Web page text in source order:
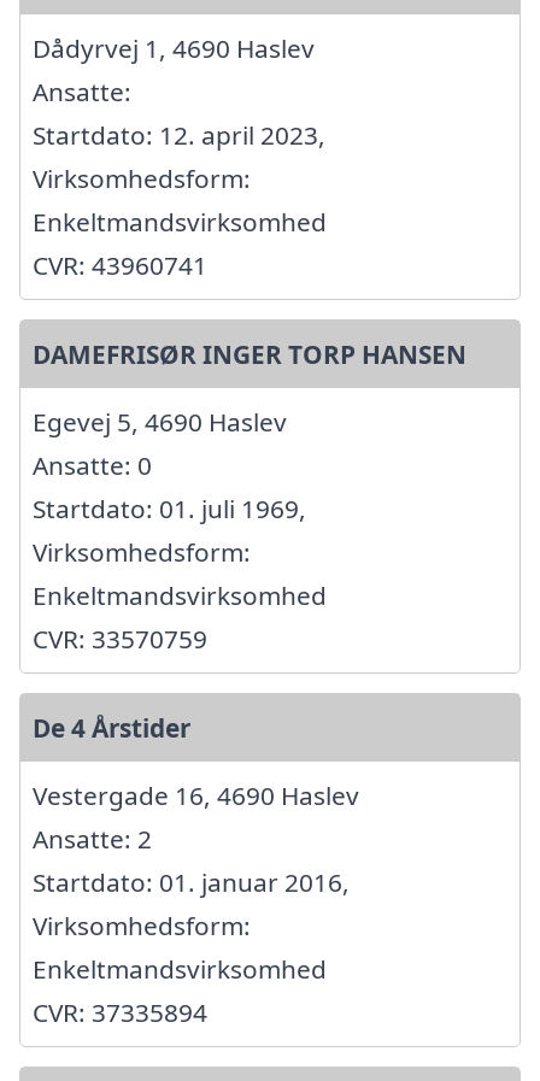
Dådyrvej 1, 4690 Haslev
Ansatte:
Startdato: 12. april 2023,
Virksomhedsform:
Enkeltmandsvirksomhed
CVR: 43960741
DAMEFRISØR INGER TORP HANSEN
Egevej 5, 4690 Haslev
Ansatte: 0
Startdato: 01. juli 1969,
Virksomhedsform:
Enkeltmandsvirksomhed
CVR: 33570759
De 4 Årstider
Vestergade 16, 4690 Haslev
Ansatte: 2
Startdato: 01. januar 2016,
Virksomhedsform:
Enkeltmandsvirksomhed
CVR: 37335894